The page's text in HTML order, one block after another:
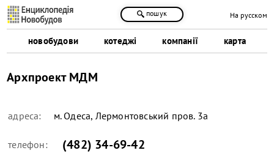
новобудови котеджі компанії карта
пошук На русском
Архпроект МДМ
адреса: м. Одеса, Лермонтовський пров. 3а
телефон:
(482) 34-69-42